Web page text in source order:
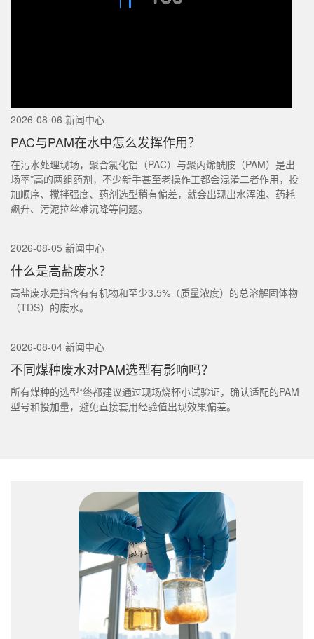
2026-08-06 新闻中心
PAC与PAM在水中怎么发挥作用？
在污水处理现场，聚合氯化铝（PAC）与聚丙烯酰胺（PAM）是出
场率*高的两组药剂，不少新手甚至老操作工都会混淆二者作用，投
加顺序、搅拌强度、药剂选型稍有偏差，就会出现出水浑浊、药耗
飙升、污泥拉丝难沉降等问题。
2026-08-05 新闻中心
什么是高盐废水？
高盐废水是指含有有机物和至少3.5%（质量浓度）的总溶解固体物
（TDS）的废水。
2026-08-04 新闻中心
不同煤种废水对PAM选型有影响吗？
所有煤种的选型*终都建议通过现场烧杯小试验证，确认适配的PAM
型号和投加量，避免直接套用经验值出现效果偏差。